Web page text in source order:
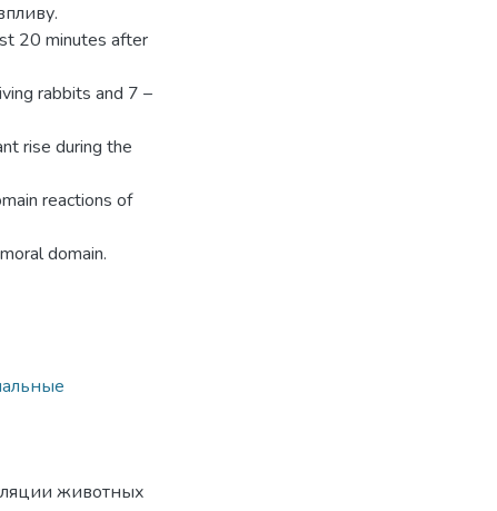
20 minutes after
rabbits and 7 –
rise during the
reactions of
domain.
животных